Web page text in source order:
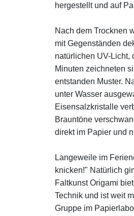
hergestellt und auf
Nach dem Trocknen
mit Gegenständen
natürlichen UV-Licht,
Minuten zeichneten
entstanden Muster.
unter Wasser
Eisensalzkristalle
Brauntöne
direkt im Papier und
Langeweile im
knicken!" Natürlich
Faltkunst Origami
Technik und ist weit
Gruppe im